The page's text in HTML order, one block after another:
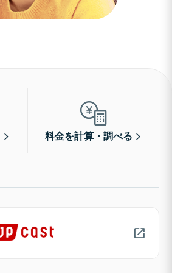
料金を計算・調べる